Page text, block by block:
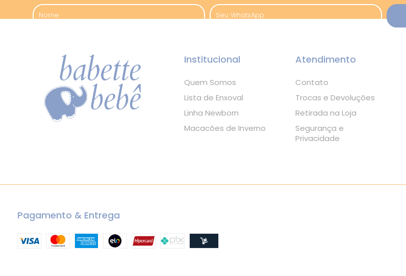
Institucional
Quem Somos
Lista de Enxoval
Linha Newborn
Macacões de Inverno
Atendimento
Contato
Trocas e Devoluções
Retirada na Loja
Segurança e
Privacidade
Pagamento & Entrega